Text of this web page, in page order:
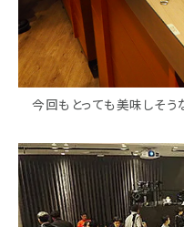
今回もとっても美味しそ